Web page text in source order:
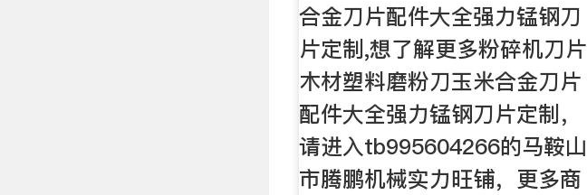
合金刀片配件大全强力锰钢刀
片定制,想了解更多粉碎机刀片
木材塑料磨粉刀玉米合金刀片
配件大全强力锰钢刀片定制，
请进入tb995604266的马鞍山
市腾鹏机械实力旺铺，更多商